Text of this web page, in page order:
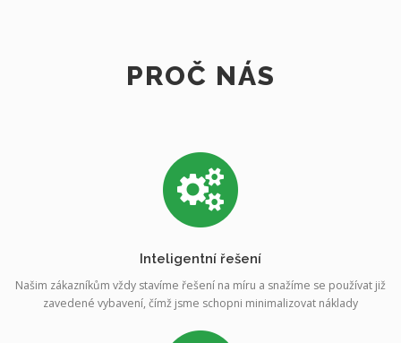
PROČ NÁS
Inteligentní řešení
Našim zákazníkům vždy stavíme řešení na míru a snažíme se používat již
zavedené vybavení, čímž jsme schopni minimalizovat náklady